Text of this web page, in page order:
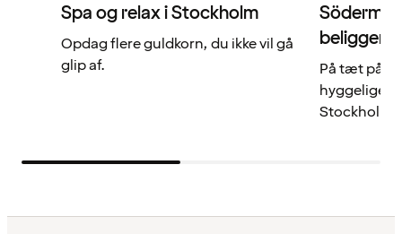
Spa og relax i Stockholm
Opdag flere guldkorn, du ikke vil gå
glip af.
På tæt på
hyggelige
Stockholm.